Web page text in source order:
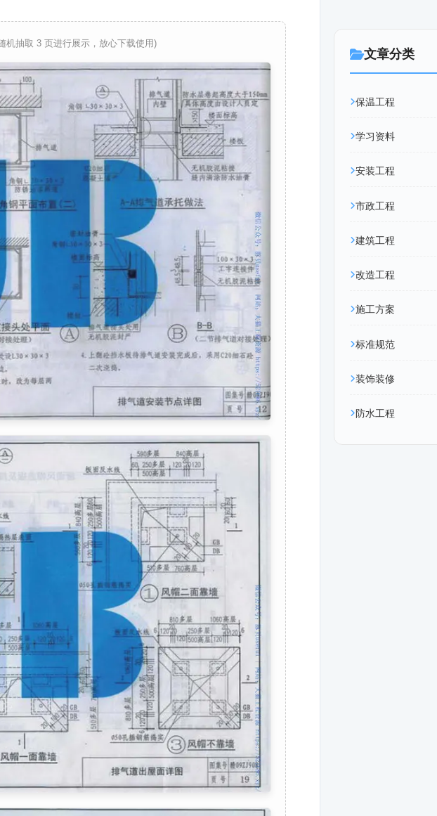
机抽取 3 页进行展示，放心下载使用)
文章分类
保温工程
学习资料
安装工程
市政工程
建筑工程
改造工程
施工方案
标准规范
装饰装修
防水工程